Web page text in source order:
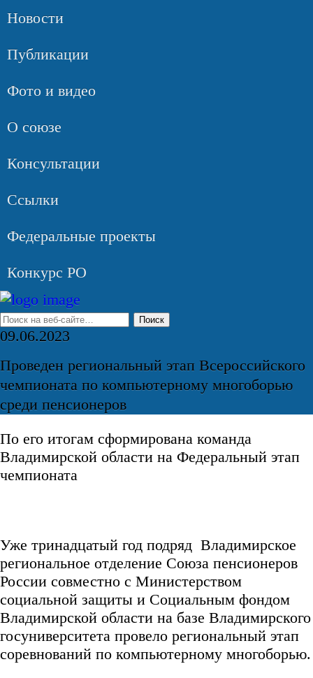
Новости
Публикации
Фото и видео
О союзе
Консультации
Ссылки
Федеральные проекты
Конкурс РО
09.06.2023
Проведен региональный этап Всероссийского
чемпионата по компьютерному многоборью
среди пенсионеров
По его итогам сформирована команда
Владимирской области на Федеральный этап
чемпионата
Уже тринадцатый год подряд Владимирское
региональное отделение Союза пенсионеров
России совместно с Министерством
социальной защиты и Социальным фондом
Владимирской области на базе Владимирского
госуниверситета провело региональный этап
соревнований по компьютерному многоборью.